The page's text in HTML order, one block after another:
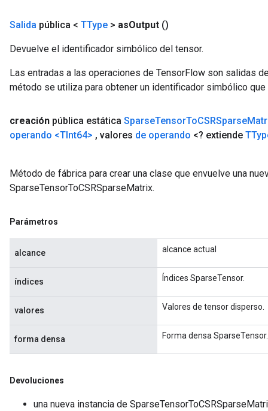
Salida pública < TType > asOutput ()
Devuelve el identificador simbólico del tensor.
Las entradas a las operaciones de TensorFlow son salidas
método se utiliza para obtener un identificador simbólico
creación pública estática SparseTensorToCSRSparse
operando <TInt64> , valores de operando <? extiende
Método de fábrica para crear una clase que envuelve una
SparseTensorToCSRSparseMatrix.
Parámetros
alcance alcance actual
índices Índices SparseTensor.
valores Valores de tensor disperso.
forma densa Forma densa SparseTensor.
Devoluciones
una nueva instancia de